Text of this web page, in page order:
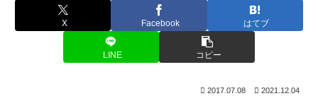
X Facebook はてブ
LINE コピー
2017.07.08 2021.12.04